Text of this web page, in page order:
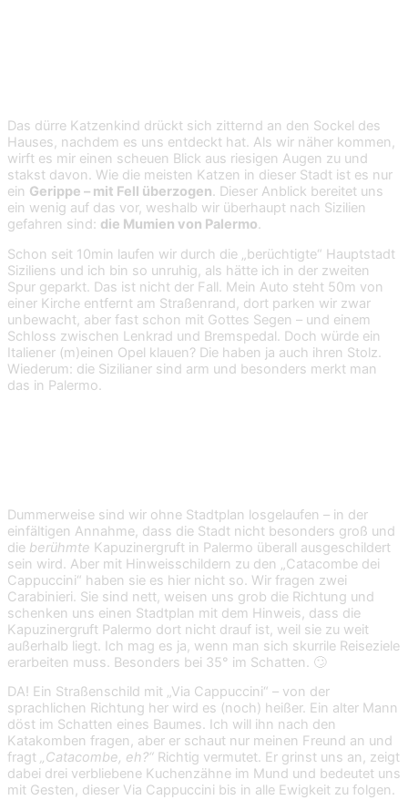
Das dürre Katzenkind drückt sich zitternd an den Sockel des
Hauses, nachdem es uns entdeckt hat. Als wir näher kommen,
wirft es mir einen scheuen Blick aus riesigen Augen zu und
stakst davon. Wie die meisten Katzen in dieser Stadt ist es nur
ein Gerippe – mit Fell überzogen. Dieser Anblick bereitet uns
ein wenig auf das vor, weshalb wir überhaupt nach Sizilien
gefahren sind: die Mumien von Palermo.
Schon seit 10min laufen wir durch die „berüchtigte“ Hauptstadt
Siziliens und ich bin so unruhig, als hätte ich in der zweiten
Spur geparkt. Das ist nicht der Fall. Mein Auto steht 50m von
einer Kirche entfernt am Straßenrand, dort parken wir zwar
unbewacht, aber fast schon mit Gottes Segen – und einem
Schloss zwischen Lenkrad und Bremspedal. Doch würde ein
Italiener (m)einen Opel klauen? Die haben ja auch ihren Stolz.
Wiederum: die Sizilianer sind arm und besonders merkt man
das in Palermo.
Dummerweise sind wir ohne Stadtplan losgelaufen – in der
einfältigen Annahme, dass die Stadt nicht besonders groß und
die berühmte Kapuzinergruft in Palermo überall ausgeschildert
sein wird. Aber mit Hinweisschildern zu den „Catacombe dei
Cappuccini“ haben sie es hier nicht so. Wir fragen zwei
Carabinieri. Sie sind nett, weisen uns grob die Richtung und
schenken uns einen Stadtplan mit dem Hinweis, dass die
Kapuzinergruft Palermo dort nicht drauf ist, weil sie zu weit
außerhalb liegt. Ich mag es ja, wenn man sich skurrile Reiseziele
erarbeiten muss. Besonders bei 35° im Schatten. 🙄
DA! Ein Straßenschild mit „Via Cappuccini“ – von der
sprachlichen Richtung her wird es (noch) heißer. Ein alter Mann
döst im Schatten eines Baumes. Ich will ihn nach den
Katakomben fragen, aber er schaut nur meinen Freund an und
fragt „Catacombe, eh?“ Richtig vermutet. Er grinst uns an, zeigt
dabei drei verbliebene Kuchenzähne im Mund und bedeutet uns
mit Gesten, dieser Via Cappuccini bis in alle Ewigkeit zu folgen.